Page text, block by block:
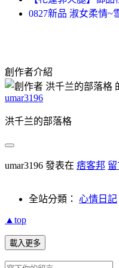
0827新品 淑女柔情~
創作者介紹
umar3196
洪千兰的部落格
umar3196 發表在 痞客邦
全站分類： 心情日記
▲top
載入更多